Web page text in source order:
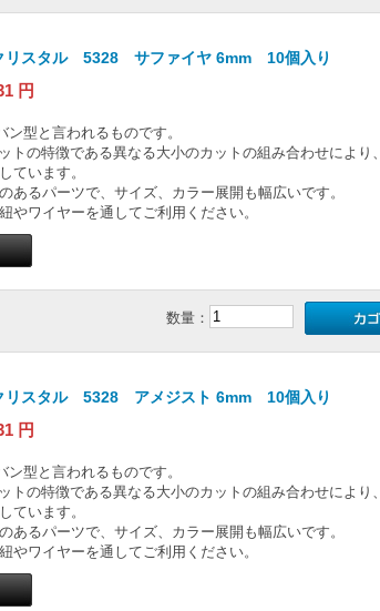
リスタル 5328 サファイヤ 6mm 10個入り
円
型と言われるものです。
トの特徴である異なる大小のカットの組み合わせにより、
ています。
あるパーツで、サイズ、カラー展開も幅広いです。
やワイヤーを通してご利用ください。
数量：
リスタル 5328 アメジスト 6mm 10個入り
円
型と言われるものです。
トの特徴である異なる大小のカットの組み合わせにより、
ています。
あるパーツで、サイズ、カラー展開も幅広いです。
やワイヤーを通してご利用ください。